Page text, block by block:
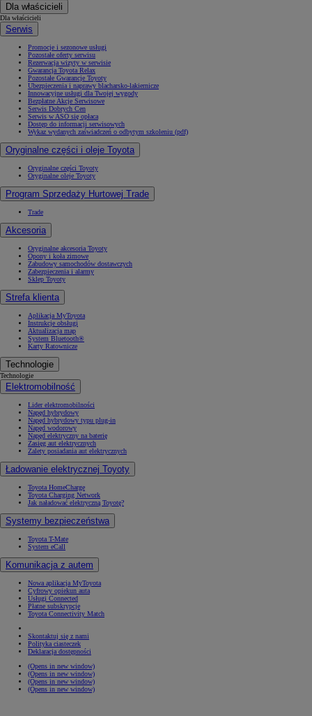
Dla właścicieli
Dla właścicieli
Serwis
Promocje i sezonowe usługi
Pozostałe oferty serwisu
Rezerwacja wizyty w serwisie
Gwarancja Toyota Relax
Pozostałe Gwarancje Toyoty
Ubezpieczenia i naprawy blacharsko-lakiernicze
Innowacyjne usługi dla Twojej wygody
Bezpłatne Akcje Serwisowe
Serwis Dobrych Cen
Serwis w ASO się opłaca
Dostęp do informacji serwisowych
Wykaz wydanych zaświadczeń o odbytym szkoleniu (pdf)
Oryginalne części i oleje Toyota
Oryginalne części Toyoty
Oryginalne oleje Toyoty
Program Sprzedaży Hurtowej Trade
Trade
Akcesoria
Oryginalne akcesoria Toyoty
Opony i koła zimowe
Zabudowy samochodów dostawczych
Zabezpieczenia i alarmy
Sklep Toyoty
Strefa klienta
Aplikacja MyToyota
Instrukcje obsługi
Aktualizacja map
System Bluetooth®
Karty Ratownicze
Technologie
Technologie
Elektromobilność
Lider elektromobilności
Napęd hybrydowy
Napęd hybrydowy typu plug-in
Napęd wodorowy
Napęd elektryczny na baterię
Zasięg aut elektrycznych
Zalety posiadania aut elektrycznych
Ładowanie elektrycznej Toyoty
Toyota HomeCharge
Toyota Charging Network
Jak naładować elektryczną Toyotę?
Systemy bezpieczeństwa
Toyota T-Mate
System eCall
Komunikacja z autem
Nowa aplikacja MyToyota
Cyfrowy opiekun auta
Usługi Connected
Płatne subskrypcje
Toyota Connectivity Match
Skontaktuj się z nami
Polityka ciasteczek
Deklaracja dostępności
(Opens in new window)
(Opens in new window)
(Opens in new window)
(Opens in new window)